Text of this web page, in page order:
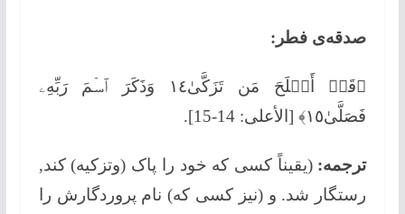
صدقه‌ی فطر:
﴿قَدۡ أَفۡلَحَ مَن تَزَكَّىٰ١٤ وَذَكَرَ ٱسۡمَ رَبِّهِۦ
فَصَلَّىٰ١٥﴾ [الأعلى: 14-15].
ترجمه: (یقیناً کسی که خود را پاک (وتزکیه) کند,
رستگار شد. و (نیز کسی که) نام پروردگارش را